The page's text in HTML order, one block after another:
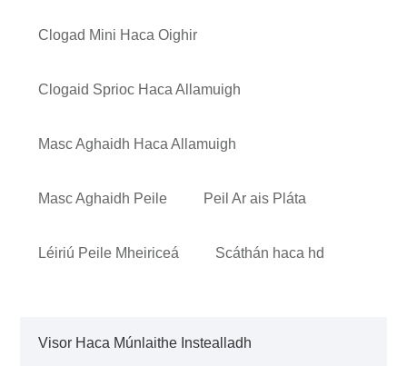
Clogad Mini Haca Oighir
Clogaid Sprioc Haca Allamuigh
Masc Aghaidh Haca Allamuigh
Masc Aghaidh Peile Peil Ar ais Pláta
Léiriú Peile Mheiriceá Scáthán haca hd
Visor Haca Múnlaithe Instealladh